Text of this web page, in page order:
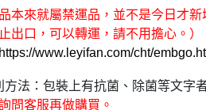
本來就屬禁運品，並不是今日才
出口，可以轉運，請不用擔心。）
https://www.leyifan.com/cht/
方法：包裝上有抗菌、除菌等文字
問客服再做購買。